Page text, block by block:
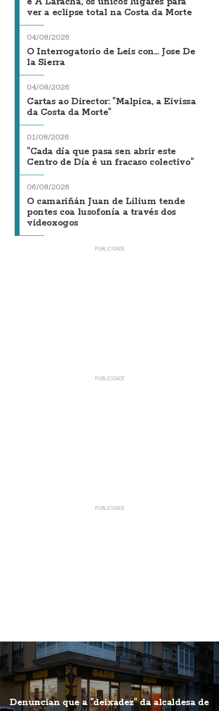
ver a eclipse total na Costa da Morte
04/08/2026
O Interrogatorio de Leis con... Jose De
la Sierra
04/08/2026
Cartas ao Director: "Malpica, a Eivissa
da Costa da Morte"
01/08/2026
"Cada día que pasa sen abrir este
Centro de Día é un fracaso colectivo"
06/08/2026
O camariñán Juan de Lilium tende
pontes coa lusofonía a través dos
videoxogos
Denuncian que a "deixadez" da alcaldesa de